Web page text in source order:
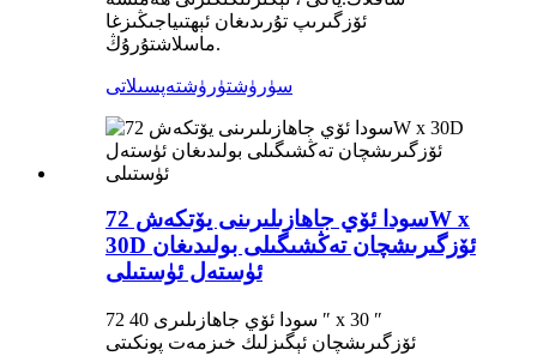
ئۆزگىرىپ تۇرىدىغان ئېھتىياجىڭىزغا
ماسلاشتۇرۇڭ.
سۈرۈشتۈرۈشتەپسىلاتى
سودا ئۆي جاھازىلىرىنى يۆتكەش 72W x
30D ئۆزگىرىشچان تەڭشىگىلى بولىدىغان
ئۈستەل ئۈستىلى
سودا ئۆي جاھازىلىرى 40 72 ″ x 30 ″
ئۆزگىرىشچان ئېگىزلىك خىزمەت پونكىتى